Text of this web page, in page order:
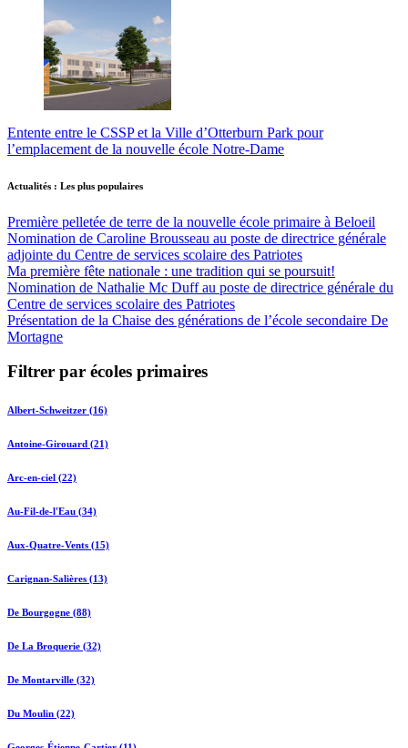
Entente entre le CSSP et la Ville d’Otterburn Park pour
l’emplacement de la nouvelle école Notre-Dame
Actualités : Les plus populaires
Première pelletée de terre de la nouvelle école primaire à Beloeil
Nomination de Caroline Brousseau au poste de directrice générale
adjointe du Centre de services scolaire des Patriotes
Ma première fête nationale : une tradition qui se poursuit!
Nomination de Nathalie Mc Duff au poste de directrice générale du
Centre de services scolaire des Patriotes
Présentation de la Chaise des générations de l’école secondaire De
Mortagne
Filtrer par écoles primaires
Albert-Schweitzer (16)
Antoine-Girouard (21)
Arc-en-ciel (22)
Au-Fil-de-l'Eau (34)
Aux-Quatre-Vents (15)
Carignan-Salières (13)
De Bourgogne (88)
De La Broquerie (32)
De Montarville (32)
Du Moulin (22)